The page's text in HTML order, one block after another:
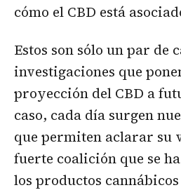
cómo el CBD está
Estos son sólo un par de
investigaciones que
proyección del CBD a
caso, cada día surgen
que permiten aclarar su
fuerte coalición que se
los productos